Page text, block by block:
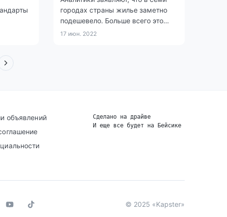
городах страны жилье заметно
подешевело. Больше всего это
заметно в Талдыкоргане. Там
17 июн. 2022
объявлений
Сделано на драйве
И еще все будет на Бейсике
© 2025 «Kapster»